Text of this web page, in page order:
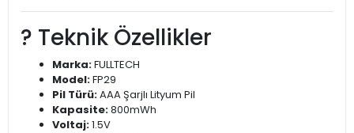
? Teknik Özellikler
Marka:FULLTECH
Model:FP29
Pil Türü:AAA Şarjlı Lityum Pil
Kapasite:800mWh
Voltaj:1.5V